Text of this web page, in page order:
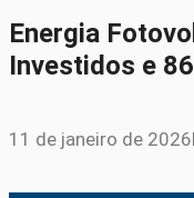
Energia
Investidos e
11 de janeiro de 2026